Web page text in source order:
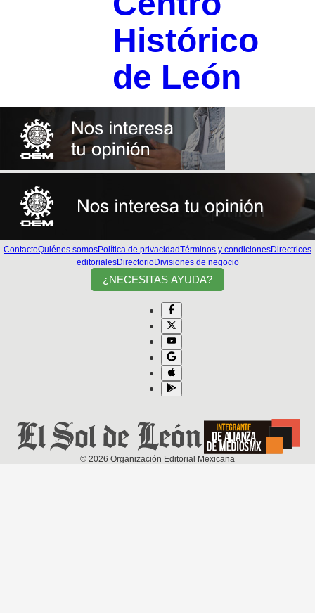
Histórico
de León
ContactoQuiénes somosPolítica de privacidadTérminos y condicionesDirectrices
editorialesDirectorioDivisiones de negocio
¿NECESITAS AYUDA?
© 2026 Organización Editorial Mexicana